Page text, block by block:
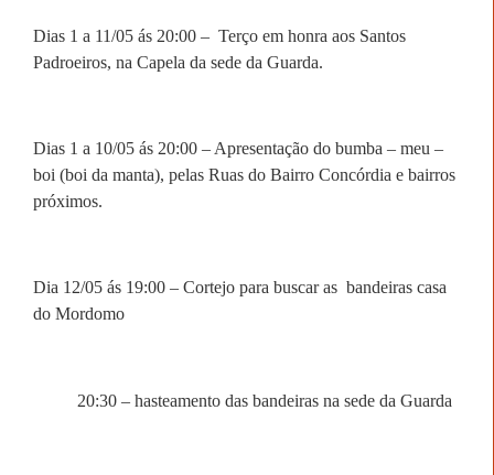
Dias 1 a 11/05 ás 20:00 – Terço em honra aos Santos
Padroeiros, na Capela da sede da Guarda.
Dias 1 a 10/05 ás 20:00 – Apresentação do bumba – meu –
boi (boi da manta), pelas Ruas do Bairro Concórdia e bairros
próximos.
Dia 12/05 ás 19:00 – Cortejo para buscar as bandeiras casa
do Mordomo
20:30 – hasteamento das bandeiras na sede da Guarda